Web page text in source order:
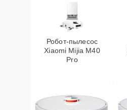
Робот-пылесос
Xiaomi Mijia M40
Pro